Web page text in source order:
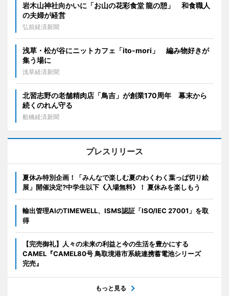
岩木山神社向かいに「お山の花彩食堂 龍の憩」 和食職人
の夫婦が経営
弘前経済新聞
浅草・松が谷にニットカフェ「ito-mori」 編み物好きが
集う場に
浅草経済新聞
北習志野の老舗精肉店「鳥吉」が創業170周年 幕末から
続くのれん守る
船橋経済新聞
プレスリリース
夏休み特別企画！「みんなで楽しむ夏のわくわく葉っぱ切り絵
展」開催決定?中学生以下《入場無料》！ 夏休みを楽しもう
輸出管理AIのTIMEWELL、ISMS認証「ISO/IEC 27001」を取
得
【完売御礼】人々の未来の利益と今の生活を豊かにする
CAMEL『CAMEL80号 鳥取境港市系統連携蓄電池シリーズ
完売』
もっと見る